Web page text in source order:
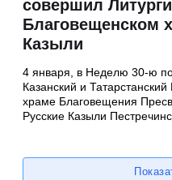
совершил
Благовещенском
Казыли
4 января, в Неделю 30-ю
Казанский и
храме Благовещения
Русские Казыли